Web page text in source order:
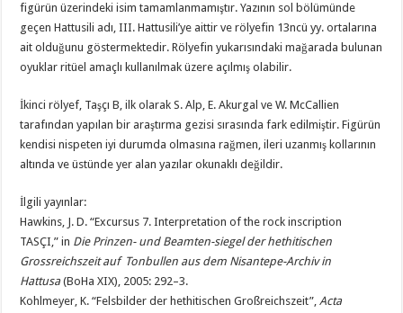
figürün üzerindeki isim tamamlanmamıştır. Yazının sol bölümünde
geçen Hattusili adı, III. Hattusili’ye aittir ve rölyefin 13ncü yy. ortalarına
ait olduğunu göstermektedir. Rölyefin yukarısındaki mağarada bulunan
oyuklar ritüel amaçlı kullanılmak üzere açılmış olabilir.
İkinci rölyef, Taşçı B, ilk olarak S. Alp, E. Akurgal ve W. McCallien
tarafından yapılan bir araştırma gezisi sırasında fark edilmiştir. Figürün
kendisi nispeten iyi durumda olmasına rağmen, ileri uzanmış kollarının
altında ve üstünde yer alan yazılar okunaklı değildir.
İlgili yayınlar:
Hawkins, J. D. “Excursus 7. Interpretation of the rock inscription
TASÇI,” in Die Prinzen- und Beamten-siegel der hethitischen
Grossreichszeit auf Tonbullen aus dem Nisantepe-Archiv in
Hattusa(BoHa XIX), 2005: 292–3.
Kohlmeyer, K. “Felsbilder der hethitischen Großreichszeit”,Acta